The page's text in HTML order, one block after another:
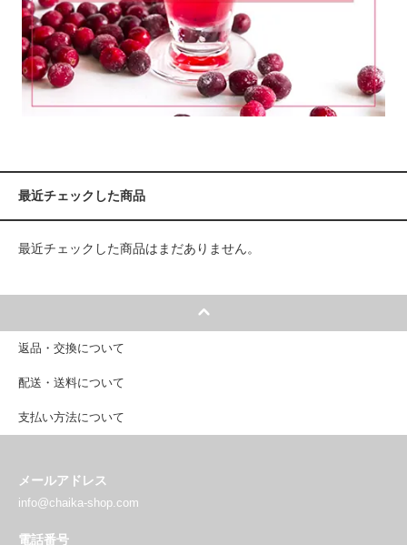
最近チェックした商品
最近チェックした商品はまだありません。
返品・交換について
配送・送料について
支払い方法について
メールアドレス
info@chaika-shop.com
電話番号